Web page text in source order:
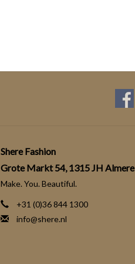
Shere Fashion
Grote Markt 54, 1315 JH Almere
Make. You. Beautiful.
+31 (0)36 844 1300
info@shere.nl